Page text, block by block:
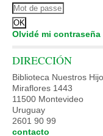
Olvidé mi contraseña
DIRECCIÓN
Biblioteca Nuestros
Miraflores 1443
11500 Montevideo
Uruguay
2601 90 99
contacto